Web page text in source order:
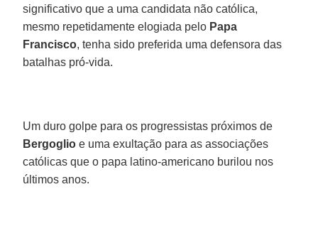
significativo que a uma candidata não católica,
mesmo repetidamente elogiada pelo Papa
Francisco, tenha sido preferida uma defensora das
batalhas pró-vida.
Um duro golpe para os progressistas próximos de
Bergoglio e uma exultação para as associações
católicas que o papa latino-americano burilou nos
últimos anos.